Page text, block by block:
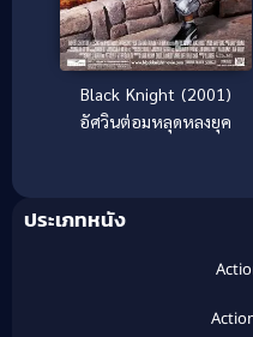
Black Knight (2001)
อัศวินต่อมหลุดหลงยุค
ประเภทหนัง